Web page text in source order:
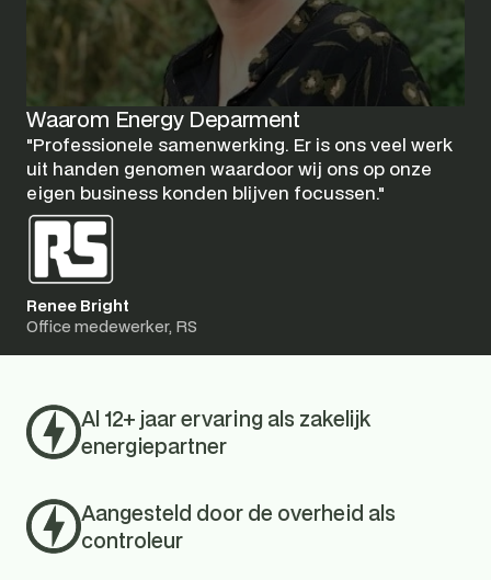
Waarom Energy Deparment
"Professionele samenwerking. Er is ons veel werk
uit handen genomen waardoor wij ons op onze
eigen business konden blijven focussen."
Renee Bright
Office medewerker, RS
Al 12+ jaar ervaring als zakelijk
energiepartner
Aangesteld door de overheid als
controleur